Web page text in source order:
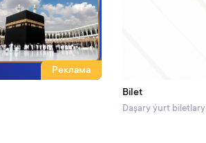
Реклама
Bilet
Daşary ýurt biletlary